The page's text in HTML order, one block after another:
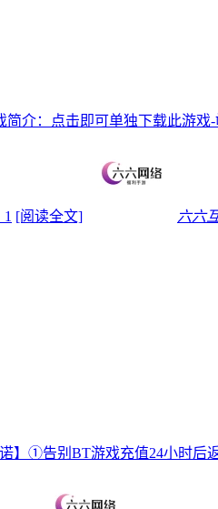
简介：点击即可单独下载此游戏
[阅读全文] 六六
】①告别BT游戏充值24小时